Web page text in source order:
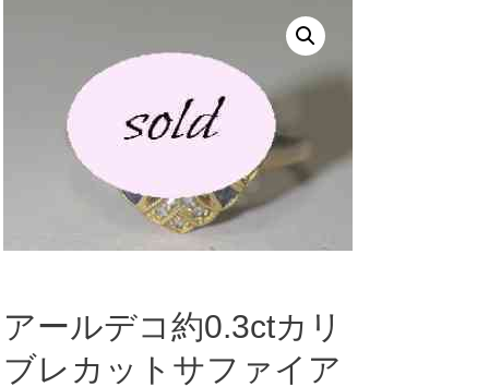
アールデコ約0.3ctカリ
ブレカットサファイア